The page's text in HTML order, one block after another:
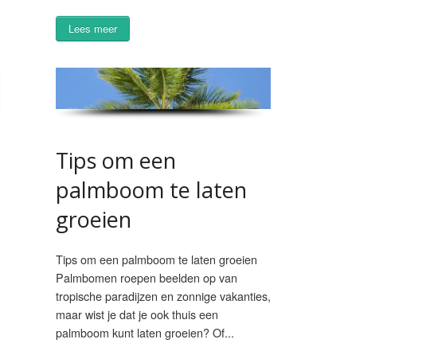
Lees meer
Tips om een
palmboom te laten
groeien
Tips om een palmboom te laten groeien
Palmbomen roepen beelden op van
tropische paradijzen en zonnige vakanties,
maar wist je dat je ook thuis een
palmboom kunt laten groeien? Of...